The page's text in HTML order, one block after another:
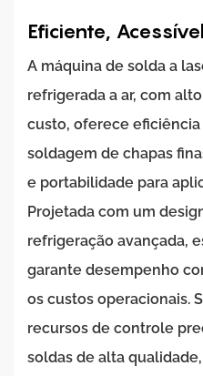
Eficiente,
A máquina de solda a
refrigerada a ar, com
custo, oferece
soldagem de chapas
e portabilidade para
Projetada com um
refrigeração avançada,
garante desempenho
os custos operacionais.
recursos de controle
soldas de alta